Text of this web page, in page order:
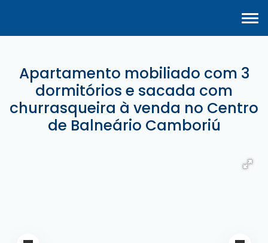
Apartamento mobiliado com 3
dormitórios e sacada com
churrasqueira à venda no Centro
de Balneário Camboriú